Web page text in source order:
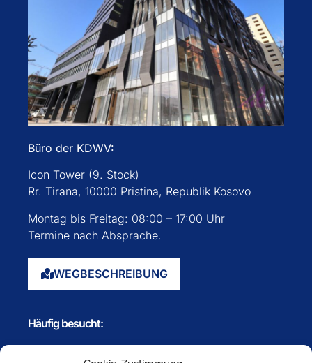
Büro der KDWV:
Icon Tower (9. Stock)
Rr. Tirana, 10000 Pristina, Republik Kosovo
Montag bis Freitag: 08:00 – 17:00 Uhr
Termine nach Absprache.
WEGBESCHREIBUNG
Häufig besucht: